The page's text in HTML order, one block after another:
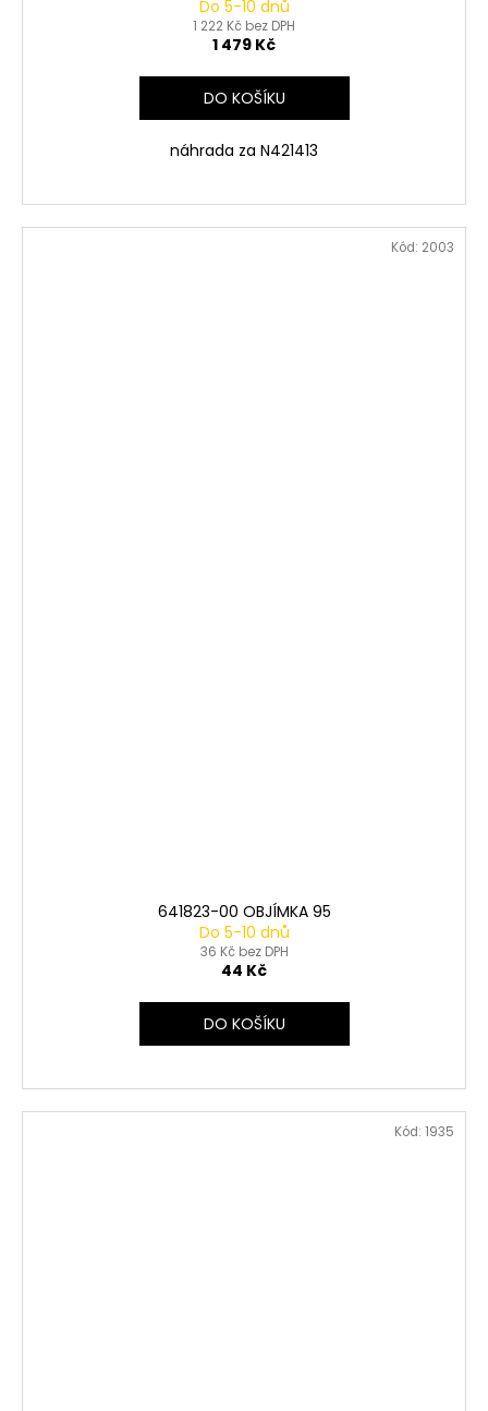
Do 5-10 dnů
1 222 Kč bez DPH
1 479 Kč
DO KOŠÍKU
náhrada za N421413
641823-00 OBJÍMKA 95
Do 5-10 dnů
36 Kč bez DPH
44 Kč
DO KOŠÍKU
Kód: 2003
Kód: 1935